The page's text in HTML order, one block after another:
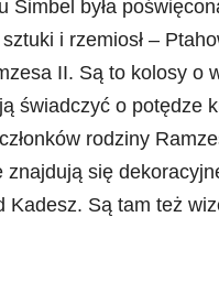
była
i rzemiosł –
II. Są to kolosy o
świadczyć o potędze
rodziny
się
Są tam też